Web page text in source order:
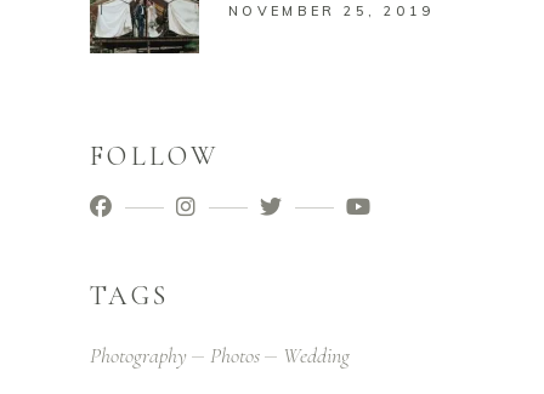
NOVEMBER 25, 2019
FOLLOW
TAGS
Photography Photos Wedding